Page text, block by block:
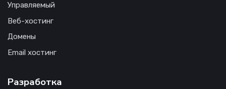
Управляемый
Веб-хостинг
Домены
Email хостинг
Разработка